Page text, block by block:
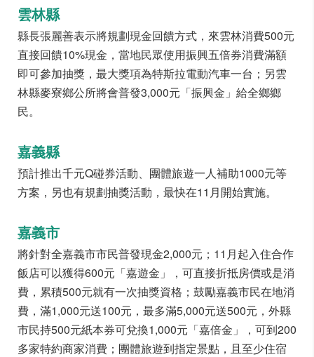
雲林縣
縣長張麗善表示將規劃現金回饋方式，來雲林消費500元
直接回饋10%現金，當地民眾使用振興五倍券消費滿額
即可參加抽獎，最大獎項為特斯拉電動汽車一台；另雲
林縣麥寮鄉公所將會普發3,000元「振興金」給全鄉鄉
民。
嘉義縣
預計推出千元Q碰券活動、團體旅遊一人補助1000元等
方案，另也有規劃抽獎活動，最快在11月開始實施。
嘉義市
將針對全嘉義市市民普發現金2,000元；11月起入住合作
飯店可以獲得600元「嘉遊金」，可直接折抵房價或是消
費，累積500元就有一次抽獎資格；鼓勵嘉義市民在地消
費，滿1,000元送100元，最多滿5,000元送500元，外縣
市民持500元紙本券可兌換1,000元「嘉倍金」，可到200
多家特約商家消費；團體旅遊到指定景點，且至少住宿